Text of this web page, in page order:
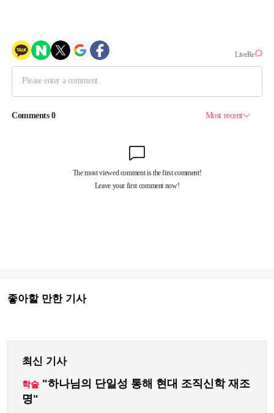
좋아할 만한 기사
최신 기사
학술 "하나님의 단일성 통해 현대 조직신학 재조
명"